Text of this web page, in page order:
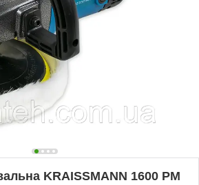
KRAISSMANN 1600 PM